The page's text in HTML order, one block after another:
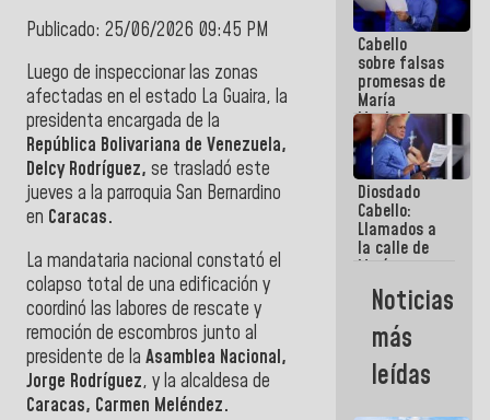
Publicado: 25/06/2026 09:45 PM
Luego de inspeccionar las zonas
afectadas en el estado La Guaira, la
presidenta encargada de la
República Bolivariana de Venezuela,
Delcy Rodríguez, se trasladó este
jueves a la parroquia San Bernardino
en Caracas.
La mandataria nacional constató el
colapso total de una edificación y
coordinó las labores de rescate y
remoción de escombros junto al
presidente de la Asamblea Nacional,
Jorge Rodríguez, y la alcaldesa de
Caracas, Carmen Meléndez.
organización
política más
sólida de
Venezuela
Cabello
sobre falsas
promesas de
María
Machado:
¿Quién le
puede creer?
¿Y la gente
que ella iba
a salvar en
La Guaira?
Diosdado
Cabello:
Llamados a
la calle de
María
Machado se
estrellaron
de frente
contra el
Pueblo
Noticias
más
leídas